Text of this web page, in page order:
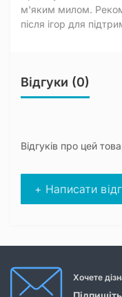
м'яким милом.
після ігор для
Відгуки (0)
Відгуків про цей
+ Написати
Хочете